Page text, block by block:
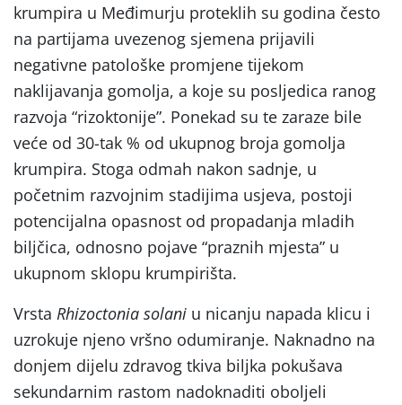
krumpira u Međimurju proteklih su godina često
na partijama uvezenog sjemena prijavili
negativne patološke promjene tijekom
naklijavanja gomolja, a koje su posljedica ranog
razvoja “rizoktonije”. Ponekad su te zaraze bile
veće od 30-tak % od ukupnog broja gomolja
krumpira. Stoga odmah nakon sadnje, u
početnim razvojnim stadijima usjeva, postoji
potencijalna opasnost od propadanja mladih
biljčica, odnosno pojave “praznih mjesta” u
ukupnom sklopu krumpirišta.
Vrsta Rhizoctonia solani u nicanju napada klicu i
uzrokuje njeno vršno odumiranje. Naknadno na
donjem dijelu zdravog tkiva biljka pokušava
sekundarnim rastom nadoknaditi oboljeli